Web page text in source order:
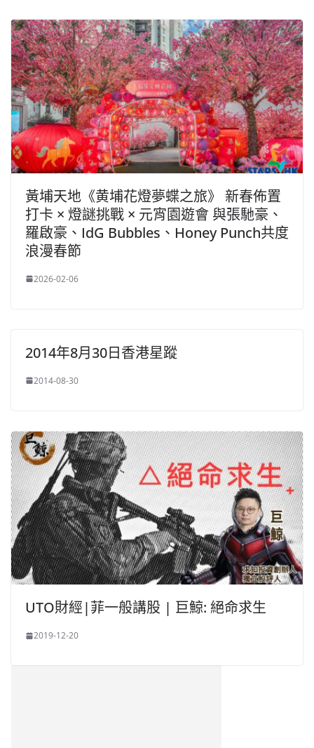
黃埔天地《黄埔花燈夢蝶之旅》 新春佈置
打卡 × 燈謎挑戰 × 元宵園遊會 與張馳豪、
羅啟豪、IdG Bubbles、Honey Punch共度
浪漫春節
2026-02-06
2014年8月30日香港星蹤
2014-08-30
UTO財經|菲一般講股 | 巨鯨: 絕命求生
2019-12-20